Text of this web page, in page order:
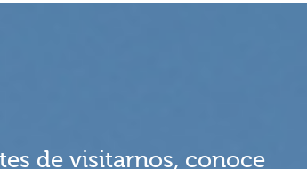
de visitarnos, conoce